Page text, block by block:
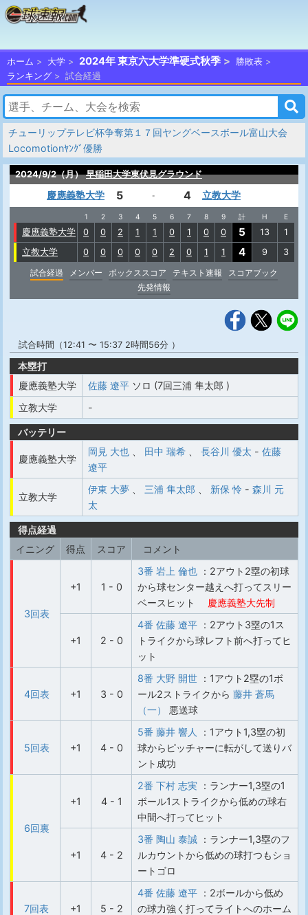
ホーム 大学 2024年 東京六大学準硬式秋季
勝敗表
ランキング
試合経過
チューリップテレビ杯争奪第１７回ヤングベースボール富山大会
Locomotionﾔﾝｸﾞ優勝
2024/9/2（月） 早稲田大学東伏見グラウンド
慶應義塾大学 5 - 4 立教大学
1 2 3 4 5 6 7 8 9 計 H E
慶應義塾大学 0 0 2 1 1 0 1 0 0 5 13
1
立教大学
0 0 0 0 0 2 0 1 1 4 9
3
試合経過
メンバー ボックススコア テキスト速報
スコアブック
先発情報
試合時間（12:41 〜 15:37 2時間56分 ）
本塁打
慶應義塾大学
佐藤 遼平 ソロ (7回三浦 隼太郎 )
立教大学
-
バッテリー
慶應義塾大学
岡見 大也 田中 瑞希 長谷川 優太 - 佐藤
遼平
立教大学
伊東 大夢 三浦 隼太郎 新保 怜 - 森川 元
太
得点経過
イニング
得点 スコア コメント
3回表
+1 1 - 0
3番 岩上 倫也 ：2アウト2塁の初球
から球センター越えへ打ってスリー
ベースヒット
慶應義塾大先制
+1 2 - 0
4番 佐藤 遼平 ：2アウト3塁の1ス
トライクから球レフト前へ打ってヒ
ット
4回表 +1 3 - 0
8番 大野 開世 ：1アウト2塁の1ボ
ール2ストライクから 藤井 蒼馬
（一）
悪送球
5回表 +1 4 - 0
5番 藤井 響人
：1アウト1,3塁の初
球からピッチャーに転がして送りバ
ント成功
6回裏
+1 4 - 1
2番 下村 志実 ：ランナー1,3塁の1
ボール1ストライクから低めの球右
中間へ打ってヒット
+1 4 - 2
3番 陶山 泰誠 ：ランナー1,3塁のフ
ルカウントから低めの球打つもショ
ートゴロ
7回表 +1 5 - 2
4番 佐藤 遼平 ：2ボールから低め
の球力強く打ってライトへのホーム